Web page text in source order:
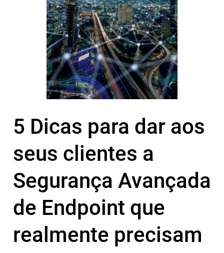
5 Dicas para dar aos
seus clientes a
Segurança Avançada
de Endpoint que
realmente precisam